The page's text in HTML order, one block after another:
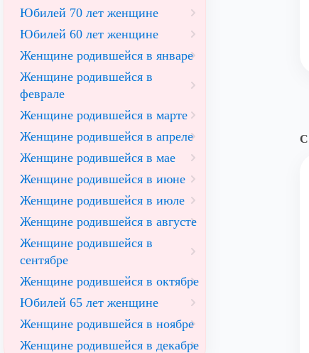
С
Юбилей 70 лет женщине
Юбилей 60 лет женщине
Женщине родившейся в январе
Женщине родившейся в
феврале
Женщине родившейся в марте
Женщине родившейся в апреле
Женщине родившейся в мае
Женщине родившейся в июне
Женщине родившейся в июле
Женщине родившейся в августе
Женщине родившейся в
сентябре
Женщине родившейся в октябре
Юбилей 65 лет женщине
Женщине родившейся в ноябре
Женщине родившейся в декабре